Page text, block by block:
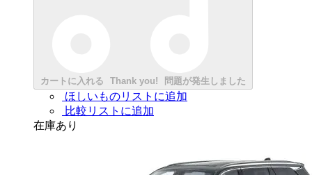
カートに入れる Thank you! 問題が発生しました
ほしいものリストに追加
比較リストに追加
在庫あり